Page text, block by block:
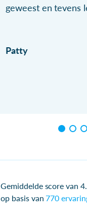
geweest en tevens
Patty
Gemiddelde score van
op basis van770